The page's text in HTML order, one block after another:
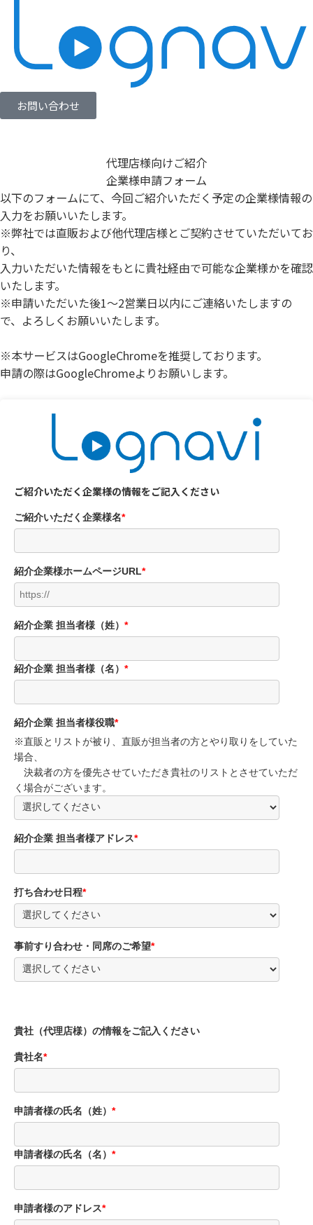
お問い合わせ
代理店様向けご紹介
企業様申請フォーム
以下のフォームにて、今回ご紹介いただく予定の企業様情報の
入力をお願いいたします。
※弊社では直販および他代理店様とご契約させていただいてお
り、
入力いただいた情報をもとに貴社経由で可能な企業様かを確認
いたします。
※申請いただいた後1～2営業日以内にご連絡いたしますの
で、よろしくお願いいたします。
※本サービスはGoogleChromeを推奨しております。
申請の際はGoogleChromeよりお願いします。
ご紹介いただく企業様の情報をご記入ください
ご紹介いただく企業様名*
紹介企業様ホームページURL*
紹介企業 担当者様（姓） *
紹介企業 担当者様（名） *
紹介企業 担当者様役職*
※直販とリストが被り、直販が担当者の方とやり取りをしていた
場合、
決裁者の方を優先させていただき貴社のリストとさせていただ
く場合がございます。
紹介企業 担当者様アドレス*
打ち合わせ日程*
事前すり合わせ・同席のご希望*
貴社（代理店様）の情報をご記入ください
貴社名*
申請者様の氏名（姓） *
申請者様の氏名（名） *
申請者様のアドレス*